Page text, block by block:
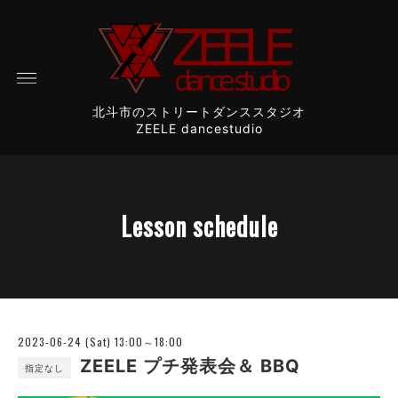
北斗市のストリートダンススタジオ
ZEELE dancestudio
Lesson schedule
2023-06-24 (Sat) 13:00～18:00
指定なし ZEELE プチ発表会＆ BBQ